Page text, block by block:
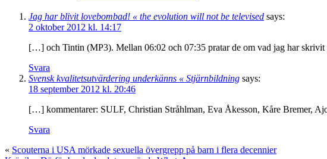
Jag har blivit lovebombad! « the evolution will not be televised says:
2 oktober 2012 kl. 14:17
[…] och Tintin (MP3). Mellan 06:02 och 07:35 pratar de om vad jag har
Svara
Svensk kvalitetsutvärdering underkänns « Stjärnbildning says:
18 september 2012 kl. 20:46
[…] kommentarer: SULF, Christian Stråhlman, Eva Åkesson, Kåre Bremer,
Svara
« Scouterna i USA mörkade sexuella övergrepp på barn i flera decennier